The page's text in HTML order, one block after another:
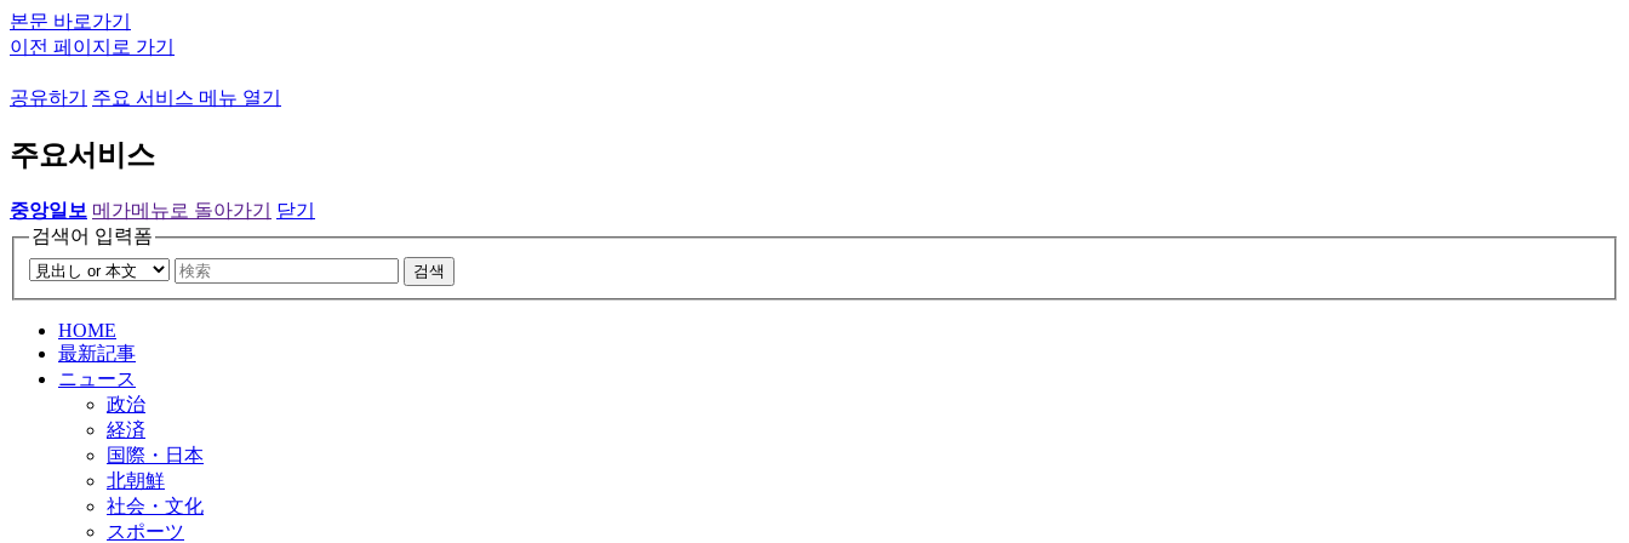
본문 바로가기
이전 페이지로 가기
공유하기 주요 서비스 메뉴 열기
주요서비스
중앙일보 메가메뉴로 돌아가기
닫기
검색어 입력폼
검색
HOME
最新記事
ニュース
政治
経済
国際・日本
北朝鮮
社会・文化
スポーツ